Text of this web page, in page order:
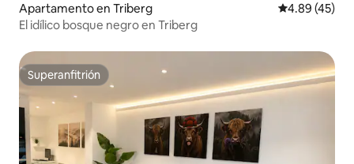
Apartamento en Triberg Calificación
4.89 (45)
El idílico bosque negro en Triberg
Superanfitrión
Superanfitrión